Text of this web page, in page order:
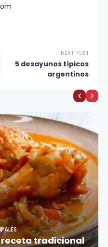
NEXT POST
5 desayunos típicos
argentinos
receta tradicional